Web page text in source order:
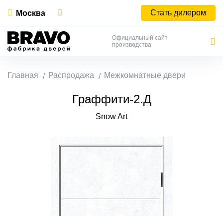
Москва Стать дилером
Официальный сайт
производства
Главная Распродажа Межкомнатные двери
Граффити-2.Д
Snow Art